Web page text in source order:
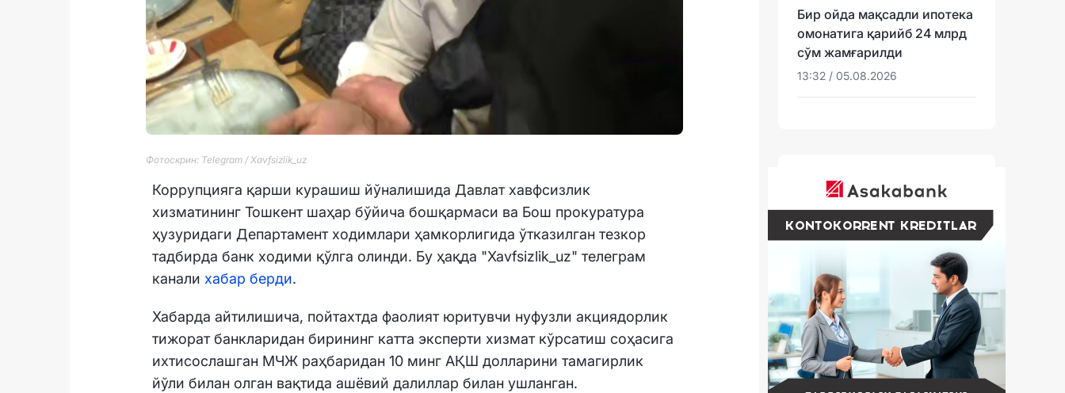
Фотоскрин: Telegram / Xavfsizlik_uz
Коррупцияга қарши курашиш йўналишида Давлат хавфсизлик
хизматининг Тошкент шаҳар бўйича бошқармаси ва Бош прокуратура
ҳузуридаги Департамент ходимлари ҳамкорлигида ўтказилган тезкор
тадбирда банк ходими қўлга олинди. Бу ҳақда "Xavfsizlik_uz" телеграм
канали хабар берди.
Хабарда айтилишича, пойтахтда фаолият юритувчи нуфузли акциядорлик
тижорат банкларидан бирининг катта эксперти хизмат кўрсатиш соҳасига
ихтисослашган МЧЖ раҳбаридан 10 минг АҚШ долларини тамагирлик
йўли билан олган вақтида ашёвий далиллар билан ушланган.
Бир ойда мақсадли ипотека
омонатига қарийб 24 млрд
сўм жамғарилди
13:32 / 05.08.2026